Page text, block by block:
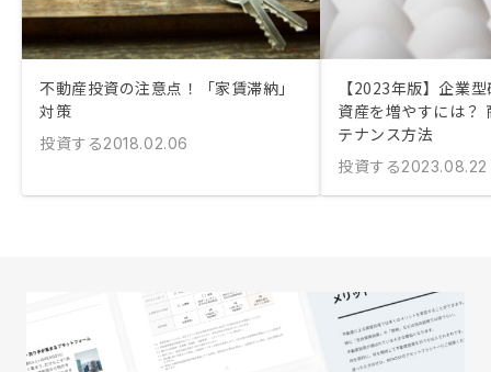
不動産投資の注意点！「家賃滞納」
対策
投資する2018.02.06
【2023年版】企業
資産を増やすには？
テナンス方法
投資する2023.08.22